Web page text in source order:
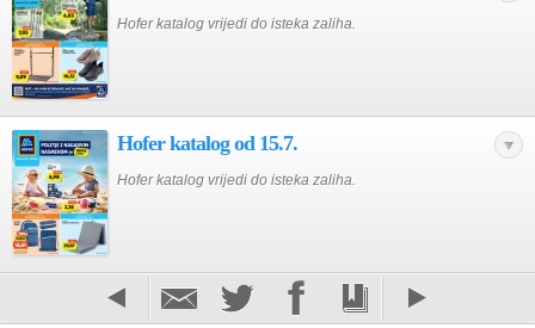
Hofer katalog vrijedi do isteka zaliha.
Hofer katalog od 15.7.
Hofer katalog vrijedi do isteka zaliha.